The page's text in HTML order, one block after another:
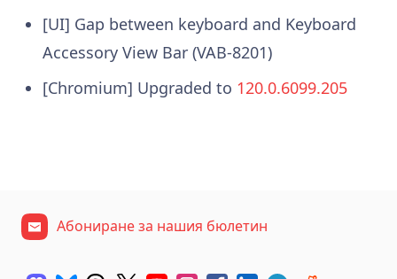
[UI] Gap between keyboard and Keyboard
Accessory View Bar (VAB-8201)
[Chromium] Upgraded to 120.0.6099.205
Абониране за нашия бюлетин